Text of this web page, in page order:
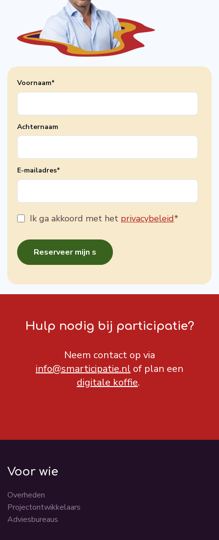
Voornaam*
Achternaam
E-mailadres*
Ik ga akkoord met het privacybeleid*
Hulp nodig bij participatie?
Neem contact op via
info@smarticipatie.nl of plan een
digitale koffie.
Voor wie
Overheden
Projectontwikkelaars
Adviesbureaus